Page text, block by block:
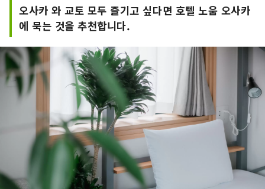
오사카 와 교토 모두 즐기고 싶다면 호텔 노움 오사카
에 묵는 것을 추천합니다.